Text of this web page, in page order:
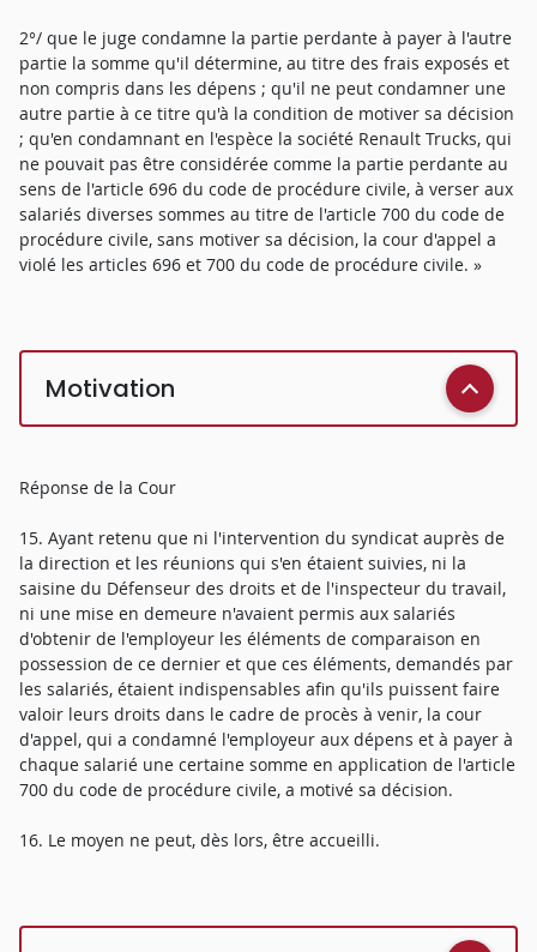
2°/ que le juge condamne la partie perdante à payer à l'autre
partie la somme qu'il détermine, au titre des frais exposés et
non compris dans les dépens ; qu'il ne peut condamner une
autre partie à ce titre qu'à la condition de motiver sa décision
; qu'en condamnant en l'espèce la société Renault Trucks, qui
ne pouvait pas être considérée comme la partie perdante au
sens de l'article 696 du code de procédure civile, à verser aux
salariés diverses sommes au titre de l'article 700 du code de
procédure civile, sans motiver sa décision, la cour d'appel a
violé les articles 696 et 700 du code de procédure civile. »
Motivation
Réponse de la Cour
15. Ayant retenu que ni l'intervention du syndicat auprès de
la direction et les réunions qui s'en étaient suivies, ni la
saisine du Défenseur des droits et de l'inspecteur du travail,
ni une mise en demeure n'avaient permis aux salariés
d'obtenir de l'employeur les éléments de comparaison en
possession de ce dernier et que ces éléments, demandés par
les salariés, étaient indispensables afin qu'ils puissent faire
valoir leurs droits dans le cadre de procès à venir, la cour
d'appel, qui a condamné l'employeur aux dépens et à payer à
chaque salarié une certaine somme en application de l'article
700 du code de procédure civile, a motivé sa décision.
16. Le moyen ne peut, dès lors, être accueilli.